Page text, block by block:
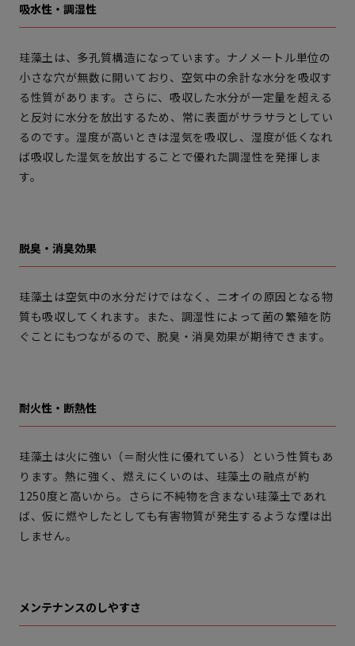
吸水性・調湿性
珪藻土は、多孔質構造になっています。ナノメートル単位の
小さな穴が無数に開いており、空気中の余計な水分を吸収す
る性質があります。さらに、吸収した水分が一定量を超える
と反対に水分を放出するため、常に表面がサラサラとしてい
るのです。湿度が高いときは湿気を吸収し、湿度が低くなれ
ば吸収した湿気を放出することで優れた調湿性を発揮しま
す。
脱臭・消臭効果
珪藻土は空気中の水分だけではなく、ニオイの原因となる物
質も吸収してくれます。また、調湿性によって菌の繁殖を防
ぐことにもつながるので、脱臭・消臭効果が期待できます。
耐火性・断熱性
珪藻土は火に強い（＝耐火性に優れている）という性質もあ
ります。熱に強く、燃えにくいのは、珪藻土の融点が約
1250度と高いから。さらに不純物を含まない珪藻土であれ
ば、仮に燃やしたとしても有害物質が発生するような煙は出
しません。
メンテナンスのしやすさ